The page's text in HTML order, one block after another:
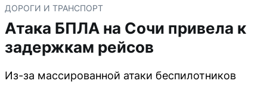
ДОРОГИ И ТРАНСПОРТ
Атака БПЛА на Сочи привела к
задержкам рейсов
Из-за массированной атаки беспилотников